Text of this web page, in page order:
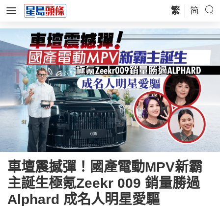
繁 简
車壇震撼彈！國產電動MPV新霸
主誕生極氪Zeekr 009 銷量勝過
Alphard 成名人明星愛驅